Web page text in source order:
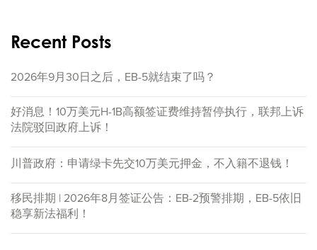
Recent Posts
2026年9月30日之后，EB-5就结束了吗？
好消息！10万美元H-1B高额签证费维持暂停执行，联邦上诉
法院驳回政府上诉！
川普政府：申请绿卡先交10万美元押金，不入籍不退钱！
移民排期 | 2026年8月签证公告：EB-2预警排期，EB-5依旧
稳享新法福利！